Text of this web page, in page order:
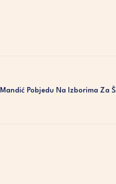
Mandić Pobjedu Na Izborima Za